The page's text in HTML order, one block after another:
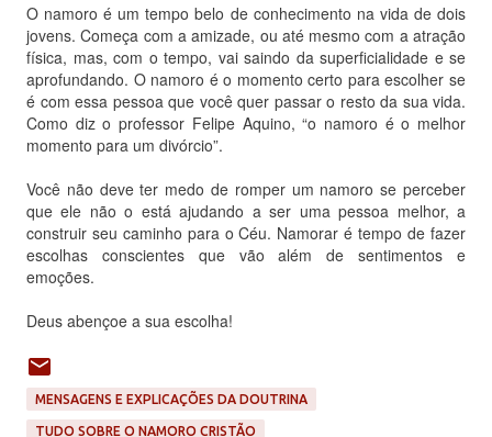
O namoro é um tempo belo de conhecimento na vida de dois
jovens. Começa com a amizade, ou até mesmo com a atração
física, mas, com o tempo, vai saindo da superficialidade e se
aprofundando. O namoro é o momento certo para escolher se
é com essa pessoa que você quer passar o resto da sua vida.
Como diz o professor Felipe Aquino, “o namoro é o melhor
momento para um divórcio”.
Você não deve ter medo de romper um namoro se perceber
que ele não o está ajudando a ser uma pessoa melhor, a
construir seu caminho para o Céu. Namorar é tempo de fazer
escolhas conscientes que vão além de sentimentos e
emoções.
Deus abençoe a sua escolha!
MENSAGENS E EXPLICAÇÕES DA DOUTRINA
TUDO SOBRE O NAMORO CRISTÃO